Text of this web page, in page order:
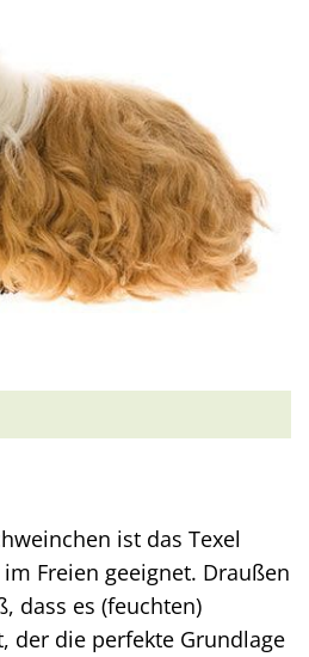
ist das Texel
Freien geeignet. Draußen
dass es (feuchten)
der die perfekte Grundlage